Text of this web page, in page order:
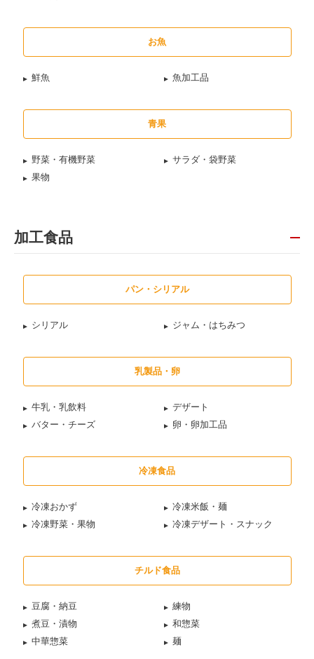
お魚
鮮魚 魚加工品
青果
野菜・有機野菜
サラダ・袋野菜
果物
加工食品
パン・シリアル
シリアル ジャム・はちみつ
乳製品・卵
牛乳・乳飲料
デザート
バター・チーズ
卵・卵加工品
冷凍食品
冷凍おかず
冷凍米飯・麺
冷凍野菜・果物
冷凍デザート・スナック
チルド食品
豆腐・納豆
練物
煮豆・漬物
和惣菜
中華惣菜
麺